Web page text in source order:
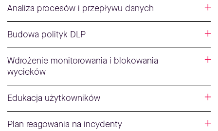
Analiza procesów i przepływu danych
Budowa polityk DLP
Wdrożenie monitorowania i blokowania
wycieków
Edukacja użytkowników
Plan reagowania na incydenty